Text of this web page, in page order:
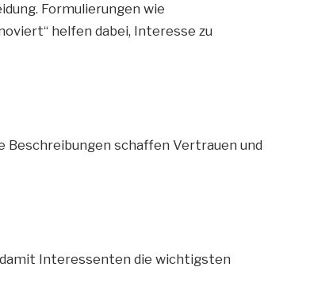
Formulierungen wie
helfen dabei, Interesse zu
Beschreibungen schaffen Vertrauen und
Interessenten die wichtigsten